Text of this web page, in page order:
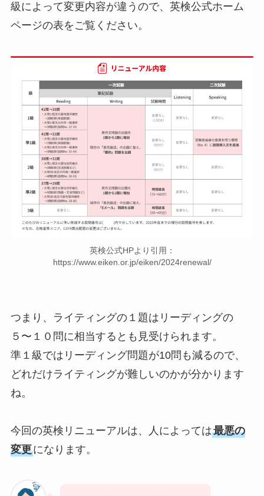
級によって変更内容が違うので、英検公式ホーム
ページの表をご覧ください。
英検公式HPより引用：
https://www.eiken.or.jp/eiken/2024renewal/
つまり、ライティングの１題はリーディングの
５〜１０問に相当するとも見受けられます。
準１級ではリーディング問題が10問も減るので、
どれだけライティングが難しいのかが分かります
ね。
今回の英検リニューアルは、人によっては最悪の
変更になります。